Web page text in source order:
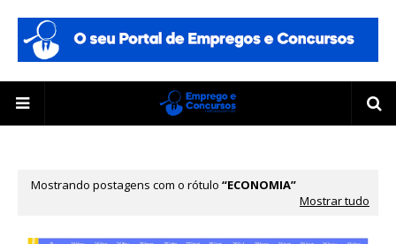
Mostrando postagens com o rótulo
ECONOMIA
Mostrar tudo